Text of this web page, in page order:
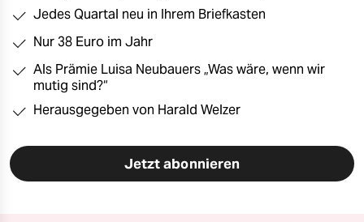
Jedes Quartal neu in Ihrem Briefkasten
Nur 38 Euro im Jahr
Als Prämie Luisa Neubauers „Was wäre, wenn wir
mutig sind?“
Herausgegeben von Harald Welzer
Jetzt abonnieren